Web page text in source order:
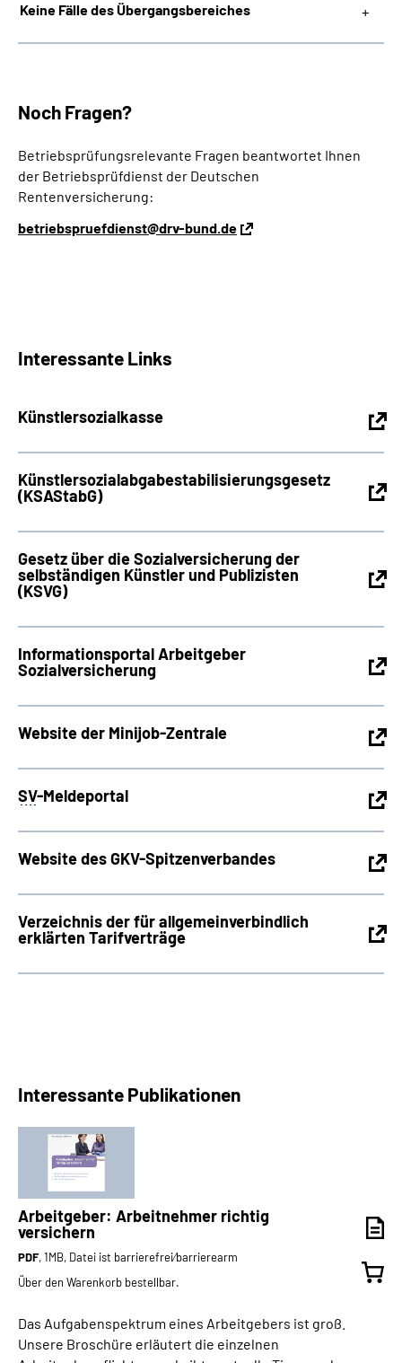
Keine Fälle des Übergangsbereiches
Noch Fragen?
Betriebsprüfungsrelevante Fragen beantwortet Ihnen
der Betriebsprüfdienst der Deutschen
Rentenversicherung:
betriebspruefdienst@drv-bund.de
Interessante Links
Künstlersozialkasse
Künstlersozialabgabestabilisierungsgesetz
(KSAStabG)
Gesetz über die Sozialversicherung der
selbständigen Künstler und Publizisten
(KSVG)
Informationsportal Arbeitgeber
Sozialversicherung
Website der Minijob-Zentrale
SV-Meldeportal
Website des GKV-Spitzenverbandes
Verzeichnis der für allgemeinverbindlich
erklärten Tarifverträge
Interessante Publikationen
Arbeitgeber: Arbeitnehmer richtig
versichern
PDF, 1MB, Datei ist barrierefrei⁄barrierearm
Über den Warenkorb bestellbar.
Das Aufgabenspektrum eines Arbeitgebers ist groß.
Unsere Broschüre erläutert die einzelnen